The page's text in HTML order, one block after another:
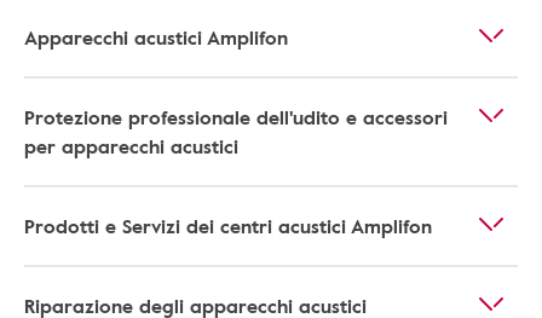
Apparecchi acustici Amplifon
Protezione professionale dell'udito e accessori
per apparecchi acustici
Prodotti e Servizi dei centri acustici Amplifon
Riparazione degli apparecchi acustici